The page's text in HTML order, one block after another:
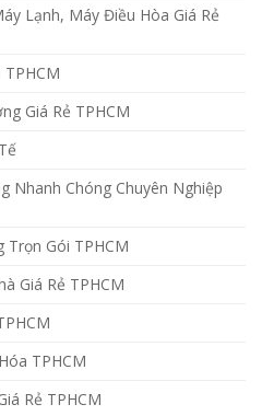
Lạnh, Máy Điều Hòa Giá Rẻ
Giá Rẻ TPHCM
Nhanh Chóng Chuyên Nghiệp
Trọn Gói TPHCM
Giá Rẻ TPHCM
TPHCM
Rẻ TPHCM